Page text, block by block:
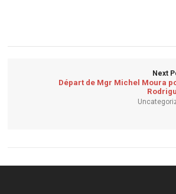
Next
Départ de Mgr Michel Moura